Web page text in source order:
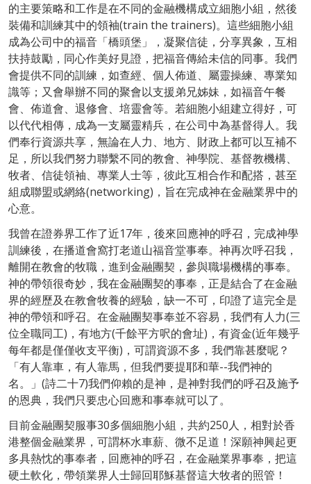
的主要策略和工作是在不同的金融機構成立細胞小組，然後
裝備和訓練其中的領袖(train the trainers)。這些細胞小組
成為公司中的福音「橋頭堡」，凝聚信徒，分享異象，互相
扶持鼓勵，同心作美好見證，把福音傳給未信的同事。我們
會提供不同的訓練，如查經、個人佈道、屬靈操練、專業知
識等；又會舉辦不同的聚會以支援弟兄姊妹，如福音午餐
會、佈道會、退修會、培靈會等。若細胞小組建立得好，可
以代代相傳，成為一支屬靈精兵，在公司中為基督得人。我
們奉行資源共享，無論在人力、地方、財政上都可以互補不
足，所以我們努力聯繫不同的教會、神學院、基督教機構、
牧者、信徒領袖、專業人士等，彼此互相合作和配搭，甚至
組成聯盟或網絡(networking)，旨在完成神在金融業界中的
心意。
我曾在證券界工作了近17年，後來回應神的呼召，完成神學
訓練後，在播道會窩打老道山福音堂事奉。神再次呼召我，
離開在教會的牧職，進到金融團契，參與職場機構的事奉。
神的帶領很奇妙，我在金融團契的事奉，正是結合了在金融
界的經歷及在教會牧養的經驗，缺一不可，印證了這完全是
神的帶領和呼召。在金融團契事奉並不容易，我們有人力(三
位全職同工)，有地方(千餘平方呎的會址)，有資金(近年幾乎
每年都是僅僅收支平衡)，可謂資源不多，我們靠甚麼呢？
「有人靠車，有人靠馬，但我們要提耶和華--我們神的
名。」(詩二十7)我們仰賴的是神，是神對我們的呼召及施予
的恩典，我們只要忠心回應和事奉就可以了。
目前金融團契服事30多個細胞小組，共約250人，相對於香
港整個金融業界，可謂杯水車薪、微不足道！深願神興起更
多具熱忱的事奉者，回應神的呼召，在金融業界事奉，把這
硬土軟化，帶領業界人士歸回耶穌基督這大牧者的照管！